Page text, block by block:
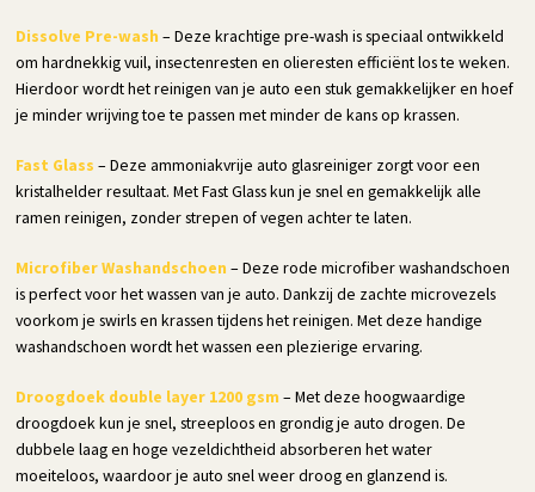
Dissolve Pre-wash – Deze krachtige pre-wash is speciaal ontwikkeld
om hardnekkig vuil, insectenresten en olieresten efficiënt los te weken.
Hierdoor wordt het reinigen van je auto een stuk gemakkelijker en hoef
je minder wrijving toe te passen met minder de kans op krassen.
Fast Glass – Deze ammoniakvrije auto glasreiniger zorgt voor een
kristalhelder resultaat. Met Fast Glass kun je snel en gemakkelijk alle
ramen reinigen, zonder strepen of vegen achter te laten.
Microfiber Washandschoen – Deze rode microfiber washandschoen
is perfect voor het wassen van je auto. Dankzij de zachte microvezels
voorkom je swirls en krassen tijdens het reinigen. Met deze handige
washandschoen wordt het wassen een plezierige ervaring.
Droogdoek double layer 1200 gsm – Met deze hoogwaardige
droogdoek kun je snel, streeploos en grondig je auto drogen. De
dubbele laag en hoge vezeldichtheid absorberen het water
moeiteloos, waardoor je auto snel weer droog en glanzend is.